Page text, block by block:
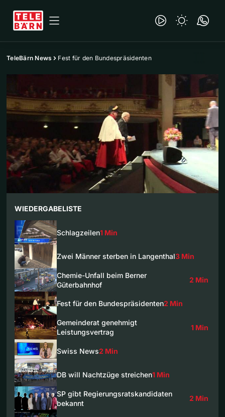
TeleBärn News Fest für den Bundespräsidenten
WIEDERGABELISTE
Schlagzeilen1 Min
Zwei Männer sterben in Langenthal3 Min
Chemie-Unfall beim Berner
Güterbahnhof
2 Min
Fest für den Bundespräsidenten2 Min
Gemeinderat genehmigt
Leistungsvertrag
1 Min
Swiss News2 Min
DB will Nachtzüge streichen1 Min
SP gibt Regierungsratskandidaten
bekannt
2 Min